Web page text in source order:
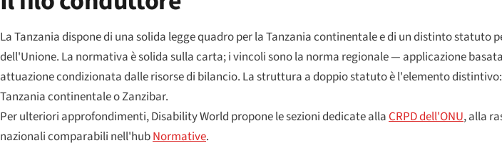
La Tanzania dispone di una solida legge quadro per la Tanzania continentale e di un distinto statuto
dell'Unione. La normativa è solida sulla carta; i vincoli sono la norma regionale — applicazione
attuazione condizionata dalle risorse di bilancio. La struttura a doppio statuto è l'elemento
Tanzania continentale o Zanzibar.
Per ulteriori approfondimenti, Disability World propone le sezioni dedicate allaCRPD dell'ONU, alla
nazionali comparabili nell'hubNormative.